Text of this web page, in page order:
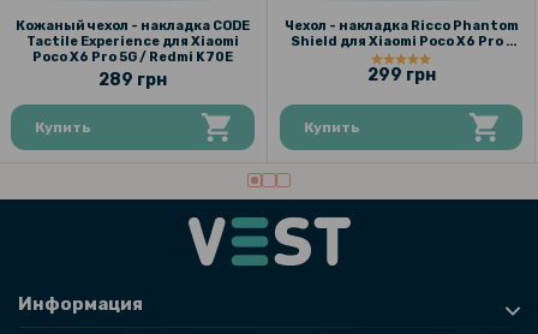
Кожаный чехол - накладка CODE
Tactile Experience для Xiaomi
Poco X6 Pro 5G / Redmi K70E
289 грн
Купить
Чехол - накладка Ricco Phantom
Shield для Xiaomi Poco X6 Pro /
Redmi K70E с защитой при
падении
299 грн
Купить
Информация